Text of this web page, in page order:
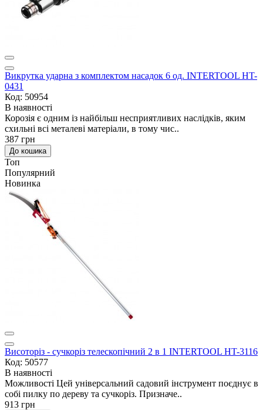
Викрутка ударна з комплектом насадок 6 од. INTERTOOL HT-
0431
Код: 50954
В наявності
Корозія є одним із найбільш несприятливих наслідків, яким
схильні всі металеві матеріали, в тому чис..
387 грн
До кошика
Топ
Популярний
Новинка
Висоторіз - сучкоріз телескопічний 2 в 1 INTERTOOL HT-3116
Код: 50577
В наявності
Можливості Цей універсальний садовий інструмент поєднує в
собі пилку по дереву та сучкоріз. Призначе..
913 грн